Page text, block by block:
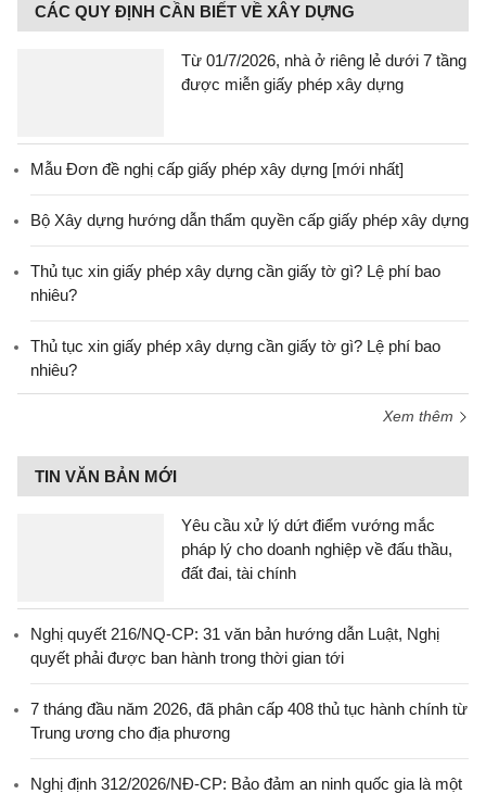
CÁC QUY ĐỊNH CẦN BIẾT VỀ XÂY DỰNG
Từ 01/7/2026, nhà ở riêng lẻ dưới 7 tầng
được miễn giấy phép xây dựng
Mẫu Đơn đề nghị cấp giấy phép xây dựng [mới nhất]
Bộ Xây dựng hướng dẫn thẩm quyền cấp giấy phép xây dựng
Thủ tục xin giấy phép xây dựng cần giấy tờ gì? Lệ phí bao
nhiêu?
Thủ tục xin giấy phép xây dựng cần giấy tờ gì? Lệ phí bao
nhiêu?
Xem thêm
TIN VĂN BẢN MỚI
Yêu cầu xử lý dứt điểm vướng mắc
pháp lý cho doanh nghiệp về đấu thầu,
đất đai, tài chính
Nghị quyết 216/NQ-CP: 31 văn bản hướng dẫn Luật, Nghị
quyết phải được ban hành trong thời gian tới
7 tháng đầu năm 2026, đã phân cấp 408 thủ tục hành chính từ
Trung ương cho địa phương
Nghị định 312/2026/NĐ-CP: Bảo đảm an ninh quốc gia là một